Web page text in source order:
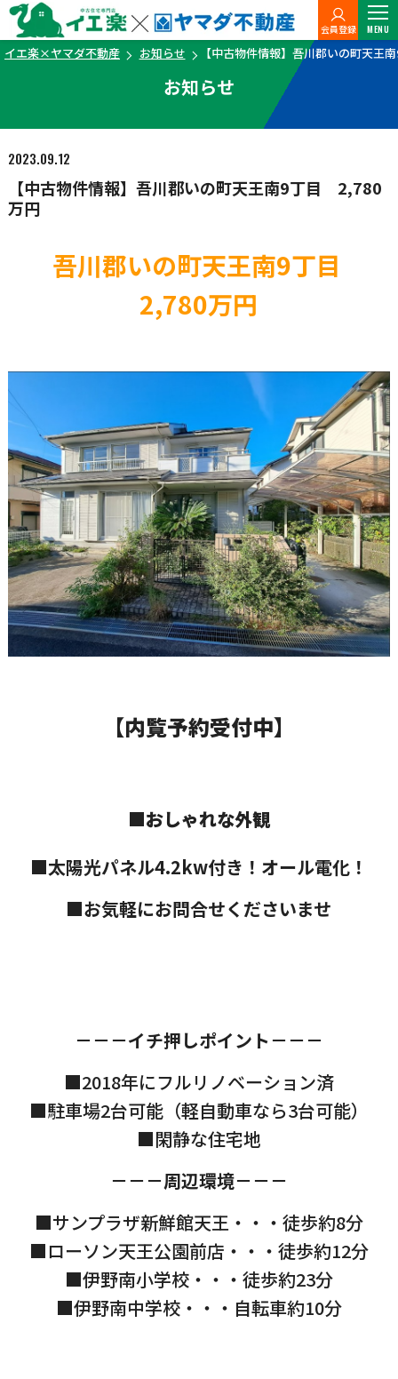
会員登録 MENU
イエ楽×ヤマダ不動産 お知らせ 【中古物件情報】吾川郡いの町天王
お知らせ
2023.09.12
【中古物件情報】吾川郡いの町天王南9丁目 2,780
万円
吾川郡いの町天王南9丁目
2,780万円
【内覧予約受付中】
■おしゃれな外観
■太陽光パネル4.2kw付き！オール電化！
■お気軽にお問合せくださいませ
－－－イチ押しポイント－－－
■2018年にフルリノベーション済
■駐車場2台可能（軽自動車なら3台可能）
■閑静な住宅地
－－－周辺環境－－－
■サンプラザ新鮮館天王・・・徒歩約8分
■ローソン天王公園前店・・・徒歩約12分
■伊野南小学校・・・徒歩約23分
■伊野南中学校・・・自転車約10分